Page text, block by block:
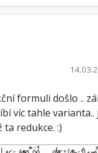
formuli došlo ..
víc tahle varianta..
redukce. :)